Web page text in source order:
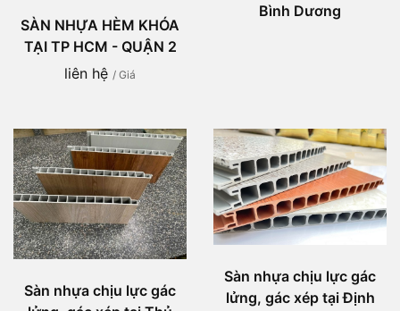
SÀN NHỰA HÈM KHÓA
TẠI TP HCM - QUẬN 2
liên hệ / Giá
Bình Dương
Sàn nhựa chịu lực gác
Sàn nhựa chịu lực gác
lửng, gác xép tại Định